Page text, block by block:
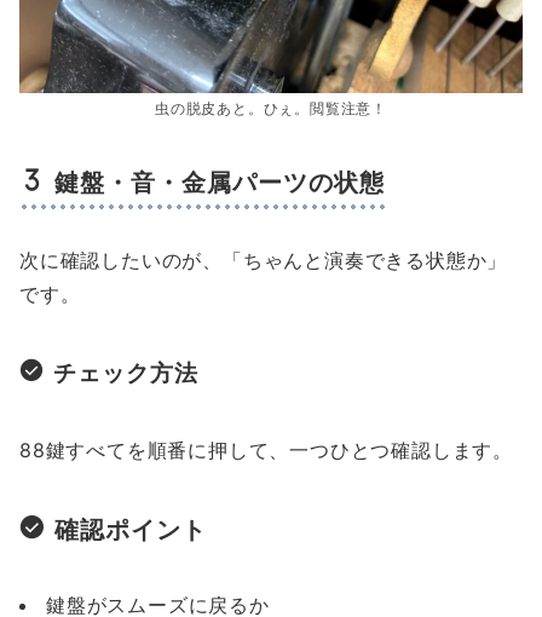
虫の脱皮あと。ひぇ。閲覧注意！
鍵盤・音・金属パーツの状態
次に確認したいのが、「ちゃんと演奏できる状態か」
です。
チェック方法
88鍵すべてを順番に押して、一つひとつ確認します。
確認ポイント
鍵盤がスムーズに戻るか